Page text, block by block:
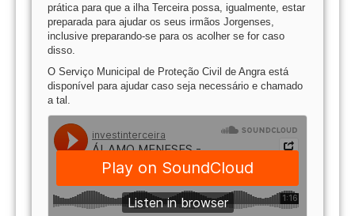
prática para que a ilha Terceira possa, igualmente, estar
preparada para ajudar os seus irmãos Jorgenses,
inclusive preparando-se para os acolher se for caso
disso.
O Serviço Municipal de Proteção Civil de Angra está
disponível para ajudar caso seja necessário e chamado
a tal.